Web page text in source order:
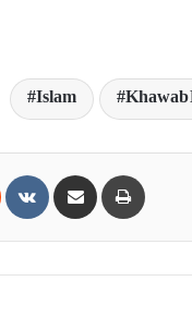
Islam Khawab